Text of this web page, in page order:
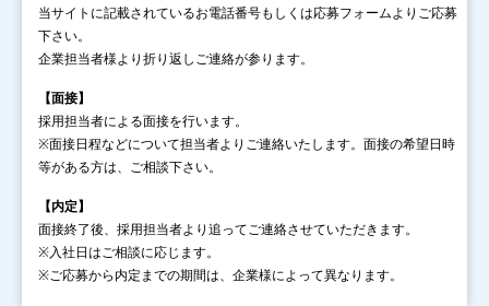
当サイトに記載されているお電話番号もしくは応募フォームよりご応募
下さい。
企業担当者様より折り返しご連絡が参ります。
【面接】
採用担当者による面接を行います。
※面接日程などについて担当者よりご連絡いたします。面接の希望日時
等がある方は、ご相談下さい。
【内定】
面接終了後、採用担当者より追ってご連絡させていただきます。
※入社日はご相談に応じます。
※ご応募から内定までの期間は、企業様によって異なります。